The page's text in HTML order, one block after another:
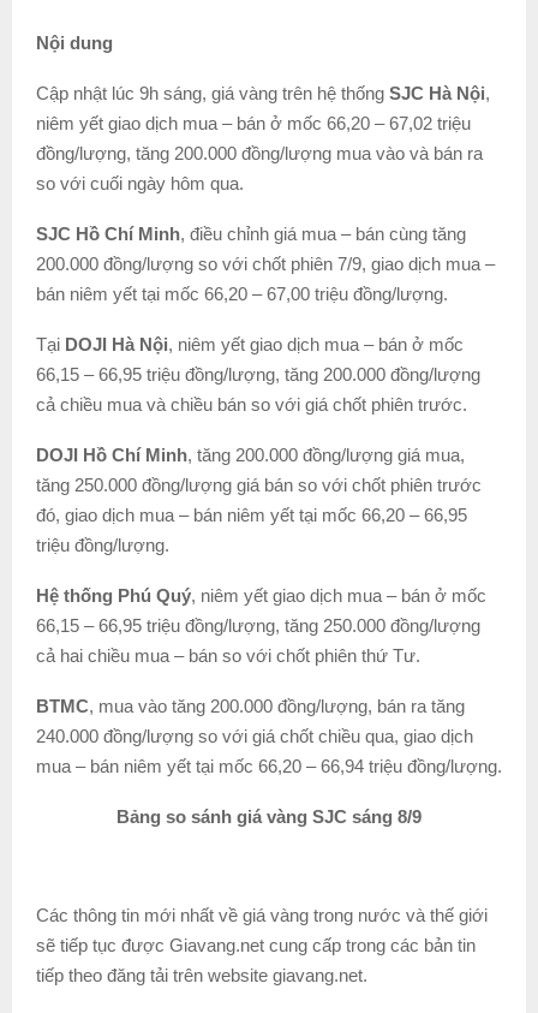
Nội dung
Cập nhật lúc 9h sáng, giá vàng trên hệ thống SJC Hà Nội,
niêm yết giao dịch mua – bán ở mốc 66,20 – 67,02 triệu
đồng/lượng, tăng 200.000 đồng/lượng mua vào và bán ra
so với cuối ngày hôm qua.
SJC Hồ Chí Minh, điều chỉnh giá mua – bán cùng tăng
200.000 đồng/lượng so với chốt phiên 7/9, giao dịch mua –
bán niêm yết tại mốc 66,20 – 67,00 triệu đồng/lượng.
Tại DOJI Hà Nội, niêm yết giao dịch mua – bán ở mốc
66,15 – 66,95 triệu đồng/lượng, tăng 200.000 đồng/lượng
cả chiều mua và chiều bán so với giá chốt phiên trước.
DOJI Hồ Chí Minh, tăng 200.000 đồng/lượng giá mua,
tăng 250.000 đồng/lượng giá bán so với chốt phiên trước
đó, giao dịch mua – bán niêm yết tại mốc 66,20 – 66,95
triệu đồng/lượng.
Hệ thống Phú Quý, niêm yết giao dịch mua – bán ở mốc
66,15 – 66,95 triệu đồng/lượng, tăng 250.000 đồng/lượng
cả hai chiều mua – bán so với chốt phiên thứ Tư.
BTMC, mua vào tăng 200.000 đồng/lượng, bán ra tăng
240.000 đồng/lượng so với giá chốt chiều qua, giao dịch
mua – bán niêm yết tại mốc 66,20 – 66,94 triệu đồng/lượng.
Bảng so sánh giá vàng SJC sáng 8/9
Các thông tin mới nhất về giá vàng trong nước và thế giới
sẽ tiếp tục được Giavang.net cung cấp trong các bản tin
tiếp theo đăng tải trên website giavang.net.